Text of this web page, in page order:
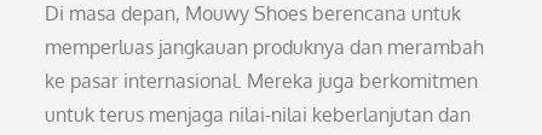
Di masa depan, Mouwy Shoes berencana untuk
memperluas jangkauan produknya dan merambah
ke pasar internasional. Mereka juga berkomitmen
untuk terus menjaga nilai-nilai keberlanjutan dan